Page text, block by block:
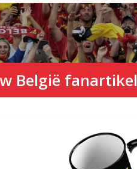
België fanartikel